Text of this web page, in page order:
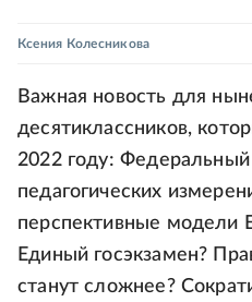
Ксения Колесникова
Важная новость для
десятиклассников,
2022 году: Федеральный
педагогических
перспективные модели
Единый госэкзамен?
станут сложнее?